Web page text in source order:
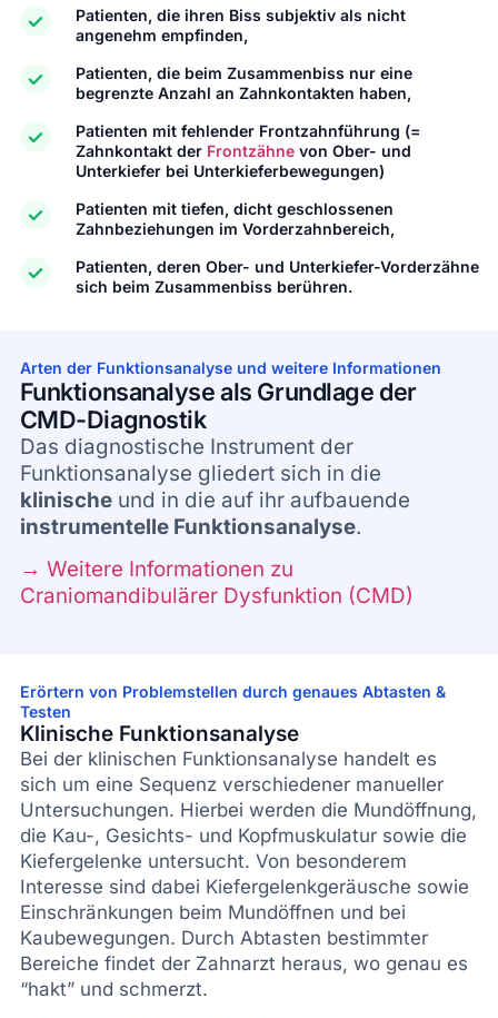
Patienten, die ihren Biss subjektiv als nicht
angenehm empfinden,
Patienten, die beim Zusammenbiss nur eine
begrenzte Anzahl an Zahnkontakten haben,
Patienten mit fehlender Frontzahnführung (=
Zahnkontakt der Frontzähnevon Ober- und
Unterkiefer bei Unterkieferbewegungen)
Patienten mit tiefen, dicht geschlossenen
Zahnbeziehungen im Vorderzahnbereich,
Patienten, deren Ober- und Unterkiefer-Vorderzähne
sich beim Zusammenbiss berühren.
Arten der Funktionsanalyse und weitere Informationen
Funktionsanalyse als Grundlage der
CMD-Diagnostik
Das diagnostische Instrument der
Funktionsanalyse gliedert sich in die
klinischeund in die auf ihr aufbauende
instrumentelle Funktionsanalyse.
→ Weitere Informationen zu
Craniomandibulärer Dysfunktion (CMD)
Erörtern von Problemstellen durch genaues Abtasten &
Testen
Klinische Funktionsanalyse
Bei der klinischen Funktionsanalyse handelt es
sich um eine Sequenz verschiedener manueller
Untersuchungen. Hierbei werden die Mundöffnung,
die Kau-, Gesichts- und Kopfmuskulatur sowie die
Kiefergelenke untersucht. Von besonderem
Interesse sind dabei Kiefergelenkgeräusche sowie
Einschränkungen beim Mundöffnen und bei
Kaubewegungen. Durch Abtasten bestimmter
Bereiche findet der Zahnarzt heraus, wo genau es
“hakt” und schmerzt.